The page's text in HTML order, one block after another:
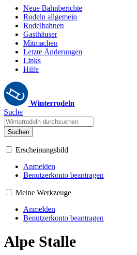
Neue Bahnberichte
Rodeln allgemein
Rodelbahnen
Gasthäuser
Mitmachen
Letzte Änderungen
Links
Hilfe
Winterrodeln
Suche
Suchen
Erscheinungsbild
Anmelden
Benutzerkonto beantragen
Meine Werkzeuge
Anmelden
Benutzerkonto beantragen
Alpe Stalle